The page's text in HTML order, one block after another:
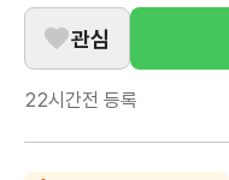
관심
22시간전 등록